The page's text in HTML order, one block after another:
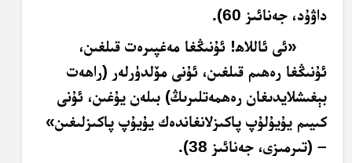
داۋۇد، جەنائىز 60)
.
«ئى ئاللاھ! ئۇنىڭغامەغپىرەتقىلغىن،
ئۇنىڭغا رەھىم قىلغىن، ئۇنى مۆلدۈرلەر (راھەت
بېغىشلايدىغان رەھمەتلىرىڭ) بىلەن يۇغىن، ئۇنى
كىيىم يۇيۇلۇپ پاكىزلانغاندەك يۇيۇپ پاكىزلىغىن»
– (تىرمىزى، جەنائىز 38)
.